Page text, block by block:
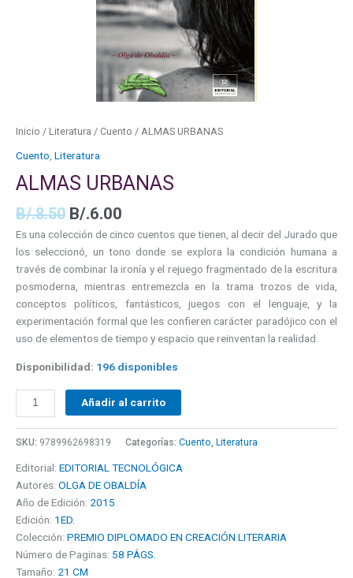
Inicio / Literatura / Cuento / ALMAS URBANAS
Cuento Literatura
ALMAS URBANAS
B/.8.50 B/.6.00
Es una colección de cinco cuentos que tienen, al decir del Jurado que
los seleccionó, un tono donde se explora la condición humana a
través de combinar la ironía y el rejuego fragmentado de la escritura
posmoderna, mientras entremezcla en la trama trozos de vida,
conceptos políticos, fantásticos, juegos con el lenguaje, y la
experimentación formal que les confieren carácter paradójico con el
uso de elementos de tiempo y espacio que reinventan la realidad.
Disponibilidad: 196 disponibles
Añadir al carrito
SKU: 9789962698319 Categorías: Cuento Literatura
Editorial: EDITORIAL TECNOLÓGICA
Autores: OLGA DE OBALDÍA
Año de Edición: 2015
Edición: 1ED.
Colección: PREMIO DIPLOMADO EN CREACIÓN LITERARIA
Número de Paginas: 58 PÁGS.
Tamaño: 21 CM